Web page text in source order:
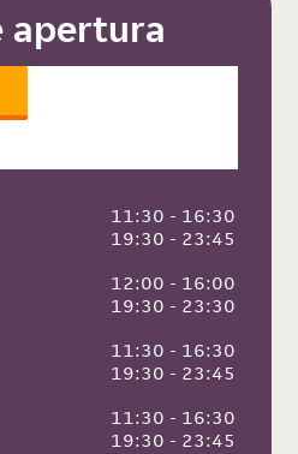
apertura
11:30 - 16:30
19:30 - 23:45
12:00 - 16:00
19:30 - 23:30
11:30 - 16:30
19:30 - 23:45
11:30 - 16:30
19:30 - 23:45